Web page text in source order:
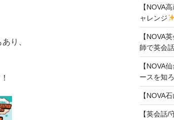
り、
【NOVA
ャレンジ
【NOVA
師で英会
【NOVA
ースを知
【NOVA
【英会話/